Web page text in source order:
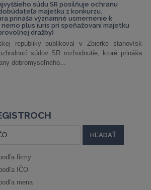
súdu SR posilňuje ochranu
majetku z konkurzu.
prináša významné usmernenie k
plus iuris pri speňažovaní majetku
dražby)
republiky publikoval v Zbierke stanovísk
súdov SR rozhodnutie, ktoré prináša
dobromyseľného...
firmy
IČO
mena